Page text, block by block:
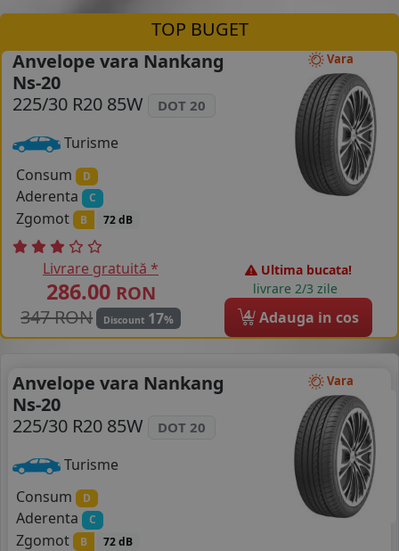
TOP BUGET
Vara
Anvelope vara Nankang
Ns-20
225/30 R20 85W
DOT 20
Turisme
Consum
D
Aderenta C
Zgomot B 72 dB
Livrare gratuită *
286.00 RON
347 RON
Discount 17%
Ultima bucata!
livrare 2/3 zile
4 Adauga in cos
Vara
Anvelope vara Nankang
Ns-20
225/30 R20 85W
DOT 20
Turisme
Consum
D
Aderenta C
Zgomot B 72 dB